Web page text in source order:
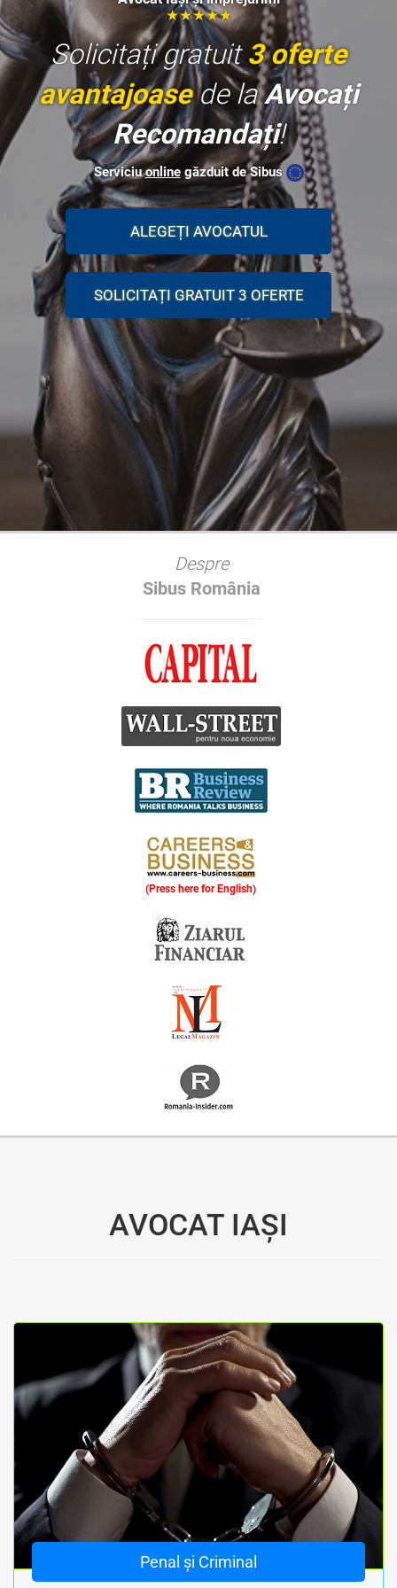
★★★★★
Solicitați gratuit3 oferte
avantajoasede laAvocați
Recomandați!
Serviciuonlinegăzduit de Sibus
ALEGEȚI AVOCATUL
SOLICITAȚI GRATUIT 3 OFERTE
Despre
Sibus România
(Press here for English)
AVOCAT IAȘI
Penal și Criminal